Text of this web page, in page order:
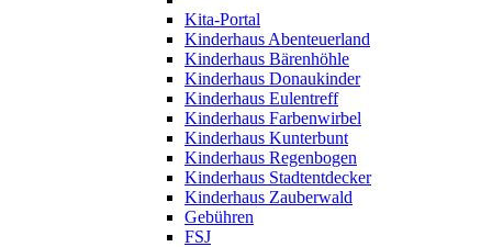
Kita-Portal
Kinderhaus Abenteuerland
Kinderhaus Bärenhöhle
Kinderhaus Donaukinder
Kinderhaus Eulentreff
Kinderhaus Farbenwirbel
Kinderhaus Kunterbunt
Kinderhaus Regenbogen
Kinderhaus Stadtentdecker
Kinderhaus Zauberwald
Gebühren
FSJ